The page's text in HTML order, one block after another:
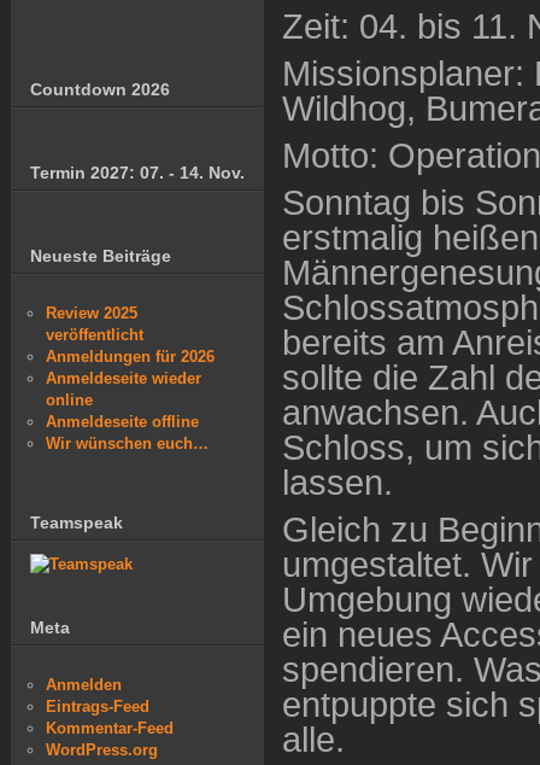
Zeit: 04. bis 11.
Missionsplaner:
Wildhog,
Motto:
Sonntag bis
erstmalig
bereits am
sollte die Zahl
anwachsen.
Schloss, um
lassen.
Gleich zu
umgestaltet.
Umgebung
ein neues
spendieren.
entpuppte sich
alle.
Countdown 2026
Termin 2027: 07. - 14. Nov.
Neueste Beiträge
Review 2025
veröffentlicht
Anmeldungen für 2026
Anmeldeseite wieder
online
Anmeldeseite offline
Wir wünschen euch…
Teamspeak
Meta
Anmelden
Eintrags-Feed
Kommentar-Feed
WordPress.org